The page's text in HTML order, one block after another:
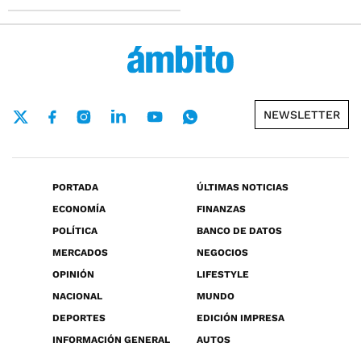
NEWSLETTER
PORTADA
ÚLTIMAS NOTICIAS
ECONOMÍA
FINANZAS
POLÍTICA
BANCO DE DATOS
MERCADOS
NEGOCIOS
OPINIÓN
LIFESTYLE
NACIONAL
MUNDO
DEPORTES
EDICIÓN IMPRESA
INFORMACIÓN GENERAL
AUTOS